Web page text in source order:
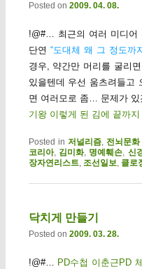
Posted on 2009. 04. 08.
!@#… 최근의 여러 미디어
단연 “도대체 왜 그 정도까
경우, 약간만 머리를 굴리
있을텐데 우선 움츠려들고
면 여러모로 좀… 문제가 있
기왕 이렇게 된 김에 끝까
Posted in 저널리즘, 전뇌문화
코리아, 김미화, 명예훼손, 신
장자연리스트, 조선일보, 클로
닥치게 만들기
Posted on 2009. 03. 28.
!@#… PD수첩 이춘근PD